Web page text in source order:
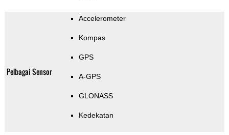
Pelbagai Sensor
Accelerometer
Kompas
GPS
A-GPS
GLONASS
Kedekatan